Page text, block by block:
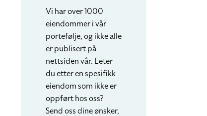
Vi har over 1000
eiendommer i vår
portefølje, og ikke alle
er publisert på
nettsiden vår. Leter
du etter en spesifikk
eiendom som ikke er
oppført hos oss?
Send oss dine ønsker,